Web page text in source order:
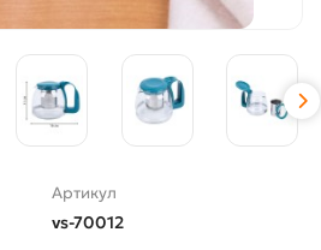
Артикул
vs-70012